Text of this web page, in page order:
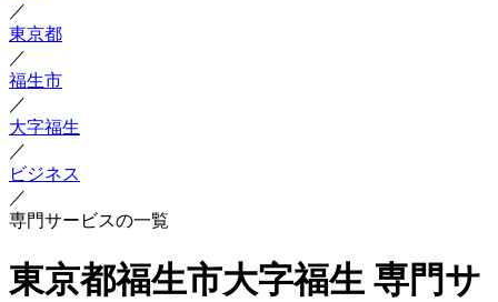
／
東京都
／
福生市
／
大字福生
／
ビジネス
／
専門サービスの一覧
東京都福生市大字福生 専門サ